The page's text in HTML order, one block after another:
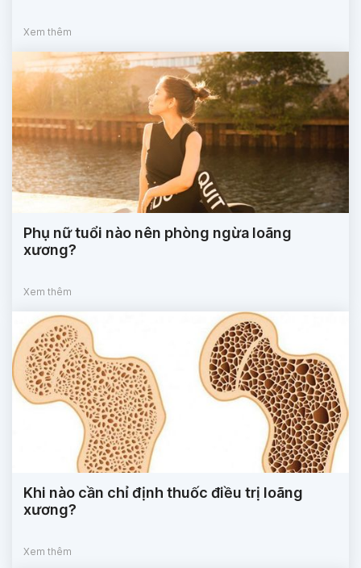
Xem thêm
Phụ nữ tuổi nào nên phòng ngừa loãng
xương?
Xem thêm
Khi nào cần chỉ định thuốc điều trị loãng
xương?
Xem thêm